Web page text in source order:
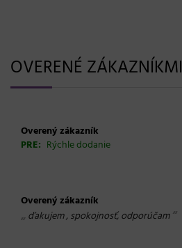
OVERENÉ ZÁKAZNÍKMI
Overený zákazník
PRE: Rýchle dodanie
Overený zákazník
„ ďakujem , spokojnosť, odporúčam“